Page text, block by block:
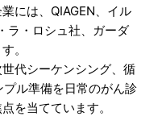
には、QIAGEN、イル
ラ・ロシュ社、ガーダ
。
代シーケンシング、循
ル準備を日常のがん診
を当てています。